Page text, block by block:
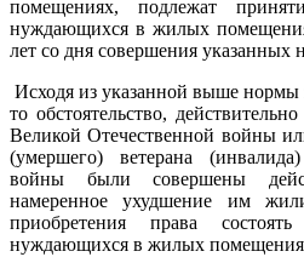
помещениях, подлежат
нуждающихся в жилых
лет со дня совершения указанных
Исходя из указанной выше нормы
то обстоятельство,
Великой Отечественной войны
(умершего) ветерана
войны были совершены
намеренное ухудшение им
приобретения права
нуждающихся в жилых